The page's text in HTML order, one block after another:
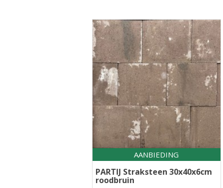
AANBIEDING
PARTIJ Straksteen 30x40x6cm
roodbruin